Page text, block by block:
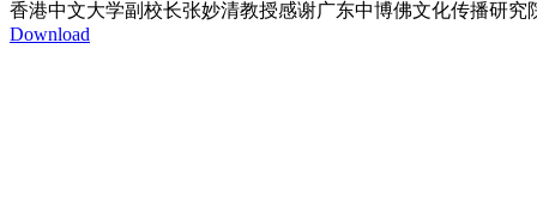
香港中文大学副校长张妙清教授感谢广东中博佛文化传播研究
Download